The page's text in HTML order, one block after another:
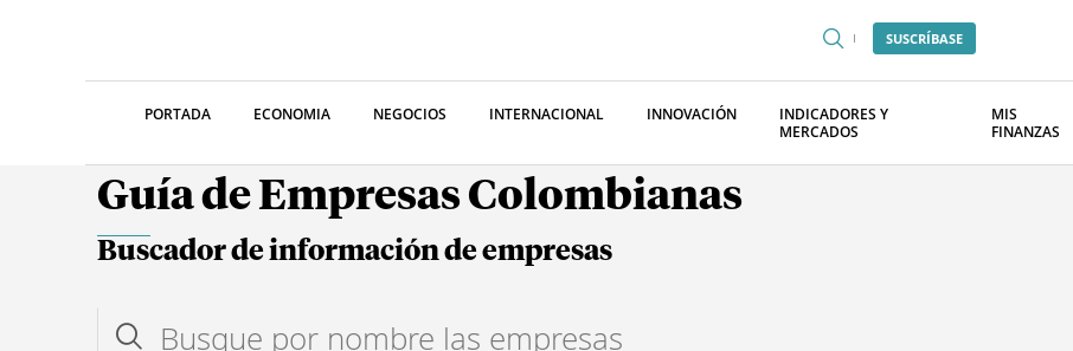
SUSCRÍBASE
PORTADA ECONOMIA NEGOCIOS INTERNACIONAL INNOVACIÓN
INDICADORES Y
MERCADOS
MIS
FINANZAS
Guía de Empresas Colombianas
Buscador de información de empresas